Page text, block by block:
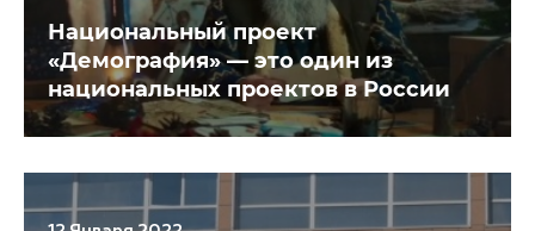
Национальный проект
«Демография» — это один из
национальных проектов в России